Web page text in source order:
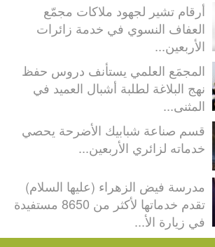
أرقام تشير لجهود ملاكات مجمّع
العفاف النسوي في خدمة زائرات
الأربعين...
المجمَع العلمي يستأنف دروس حفظ
نهج البلاغة لطلبة أشبال العميد في
المثنى...
قسم صناعة شبابيك الأضرحة يحصي
خدماته لزائري الأربعين...
مدرسة فيض الزهراء (عليها السلام)
تقدم خدماتها لأكثر من 8650 مستفيدة
في زيارة الأ...